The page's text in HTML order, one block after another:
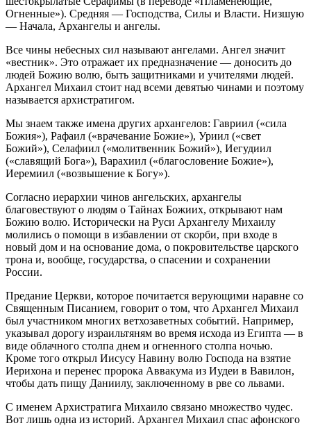
Огненные»). Средняя — Господства, Силы и Власти. Низшую
— Начала, Архангелы и ангелы.
Все чины небесных сил называют ангелами. Ангел значит
«вестник». Это отражает их предназначение — доносить до
людей Божию волю, быть защитниками и учителями людей.
Архангел Михаил стоит над всеми девятью чинами и поэтому
называется архистратигом.
Мы знаем также имена других архангелов: Гавриил («сила
Божия»), Рафаил («врачевание Божие»), Уриил («свет
Божий»), Селафиил («молитвенник Божий»), Иегудиил
(«славящий Бога»), Варахиил («благословение Божие»),
Иеремиил («возвышение к Богу»).
Согласно иерархии чинов ангельских, архангелы
благовествуют о людям о Тайнах Божиих, открывают нам
Божию волю. Исторически на Руси Архангелу Михаилу
молились о помощи в избавлении от скорби, при входе в
новый дом и на основание дома, о покровительстве царского
трона и, вообще, государства, о спасении и сохранении
России.
Предание Церкви, которое почитается верующими наравне со
Священным Писанием, говорит о том, что Архангел Михаил
был участником многих ветхозаветных событий. Например,
указывал дорогу израильтяням во время исхода из Египта — в
виде облачного столпа днем и огненного столпа ночью.
Кроме того открыл Иисусу Навину волю Господа на взятие
Иерихона и перенес пророка Аввакума из Иудеи в Вавилон,
чтобы дать пищу Даниилу, заключенному в рве со львами.
С именем Архистратига Михаило связано множество чудес.
Вот лишь одна из историй. Архангел Михаил спас афонского